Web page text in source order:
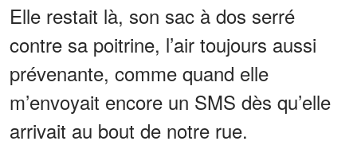
Elle restait là, son sac à dos serré
contre sa poitrine, l’air toujours aussi
prévenante, comme quand elle
m’envoyait encore un SMS dès qu’elle
arrivait au bout de notre rue.